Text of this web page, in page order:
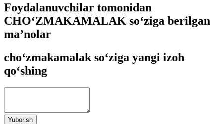
Foydalanuvchilar tomonidan
CHO‘ZMAKAMALAK so‘ziga berilgan
ma’nolar
cho‘zmakamalak so‘ziga yangi izoh
qo‘shing
Yuborish